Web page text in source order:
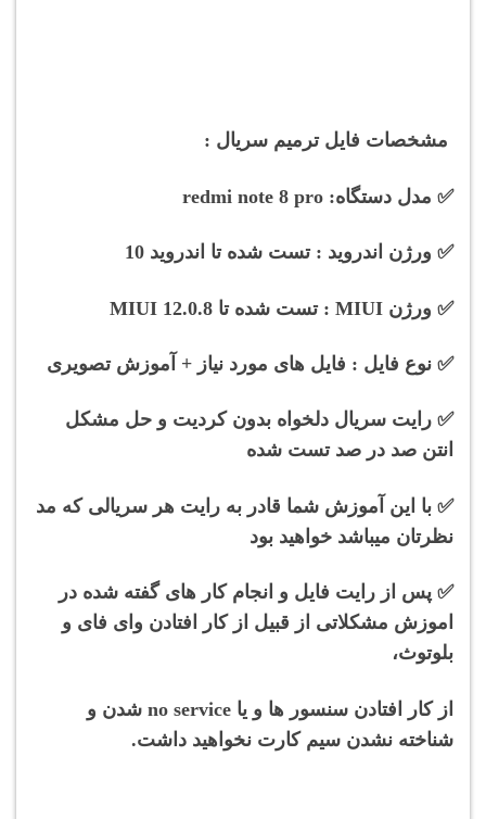
مشخصات فایل ترمیم سریال :
✅ مدل دستگاه: redmi note 8 pro
✅ ورژن اندروید : تست شده تا اندروید 10
✅ ورژن MIUI : تست شده تا MIUI 12.0.8
✅ نوع فایل : فایل های مورد نیاز + آموزش تصویری
✅ رایت سریال دلخواه بدون کردیت و حل مشکل
انتن صد در صد تست شده
✅ با این آموزش شما قادر به رایت هر سریالی که مد
نظرتان میباشد خواهید بود
✅ پس از رایت فایل و انجام کار های گفته شده در
اموزش مشکلاتی از قبیل از کار افتادن وای فای و
بلوتوث،
از کار افتادن سنسور ها و یا no service شدن و
شناخته نشدن سیم کارت نخواهید داشت.